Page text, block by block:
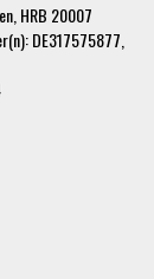
HRB 20007
DE317575877,